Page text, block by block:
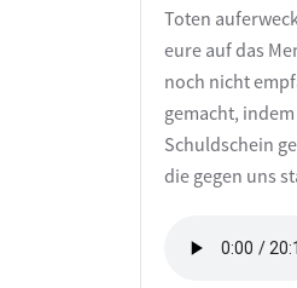
Toten
eure auf das
noch nicht
gemacht,
Schuldschein
die gegen uns